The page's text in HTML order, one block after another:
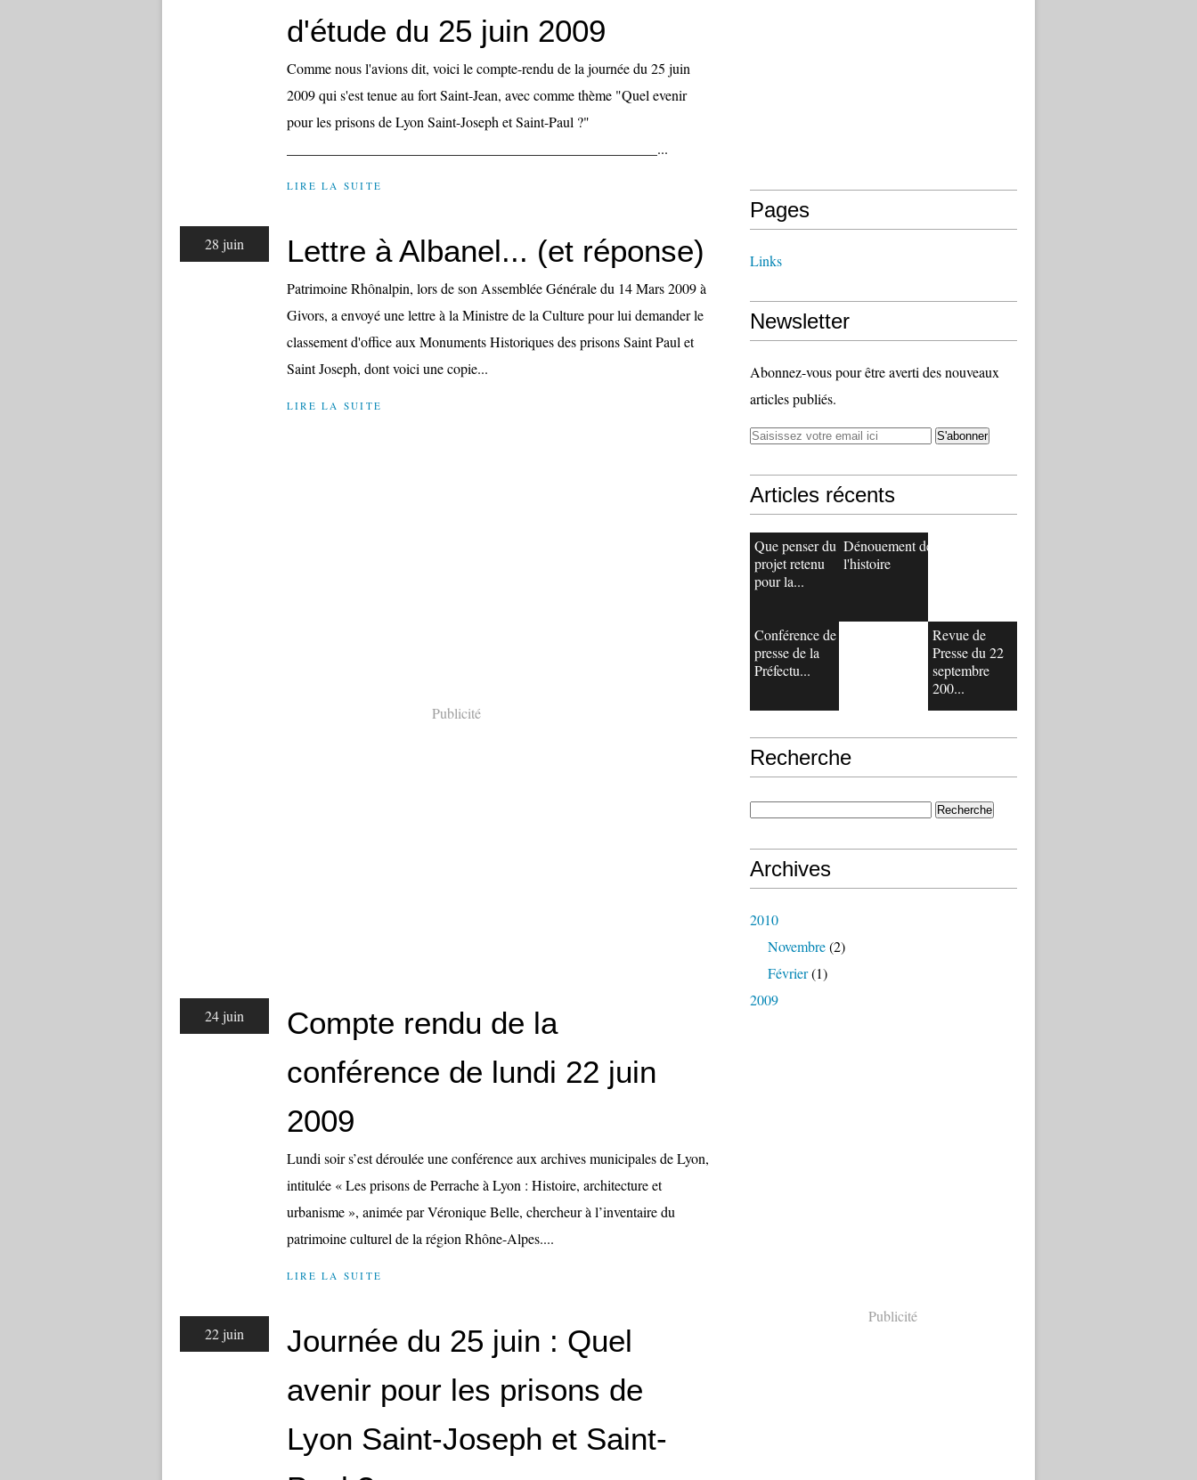
d'étude du 25 juin 2009
Comme nous l'avions dit, voici le compte-rendu de la journée du 25 juin
2009 qui s'est tenue au fort Saint-Jean, avec comme thème "Quel evenir
pour les prisons de Lyon Saint-Joseph et Saint-Paul ?"
____________________________________________________...
LIRE LA SUITE
28 juin Lettre à Albanel... (et réponse)
Patrimoine Rhônalpin, lors de son Assemblée Générale du 14 Mars 2009 à
Givors, a envoyé une lettre à la Ministre de la Culture pour lui demander le
classement d'office aux Monuments Historiques des prisons Saint Paul et
Saint Joseph, dont voici une copie...
LIRE LA SUITE
Publicité
24 juin
Compte rendu de la
conférence de lundi 22 juin
2009
Lundi soir s’est déroulée une conférence aux archives municipales de Lyon,
intitulée « Les prisons de Perrache à Lyon : Histoire, architecture et
urbanisme », animée par Véronique Belle, chercheur à l’inventaire du
patrimoine culturel de la région Rhône-Alpes....
LIRE LA SUITE
22 juin
Journée du 25 juin : Quel
avenir pour les prisons de
Lyon Saint-Joseph et Saint-
Pages
Links
Newsletter
Abonnez-vous pour être averti des nouveaux
articles publiés.
Articles récents
Que penser du
projet retenu
pour la...
Dénouement de
l'histoire
Conférence de
presse de la
Préfectu...
Revue de
Presse du 22
septembre
200...
Recherche
Archives
2010
Novembre(2)
Février(1)
2009
Publicité